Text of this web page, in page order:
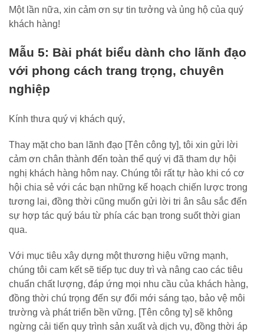
Một lần nữa, xin cảm ơn sự tin tưởng và ủng hộ của quý
khách hàng!
Mẫu 5: Bài phát biểu dành cho lãnh đạo
với phong cách trang trọng, chuyên
nghiệp
Kính thưa quý vị khách quý,
Thay mặt cho ban lãnh đạo [Tên công ty], tôi xin gửi lời
cảm ơn chân thành đến toàn thể quý vị đã tham dự hội
nghị khách hàng hôm nay. Chúng tôi rất tự hào khi có cơ
hội chia sẻ với các bạn những kế hoạch chiến lược trong
tương lai, đồng thời cũng muốn gửi lời tri ân sâu sắc đến
sự hợp tác quý báu từ phía các bạn trong suốt thời gian
qua.
Với mục tiêu xây dựng một thương hiệu vững mạnh,
chúng tôi cam kết sẽ tiếp tục duy trì và nâng cao các tiêu
chuẩn chất lượng, đáp ứng mọi nhu cầu của khách hàng,
đồng thời chú trọng đến sự đổi mới sáng tạo, bảo vệ môi
trường và phát triển bền vững. [Tên công ty] sẽ không
ngừng cải tiến quy trình sản xuất và dịch vụ, đồng thời áp